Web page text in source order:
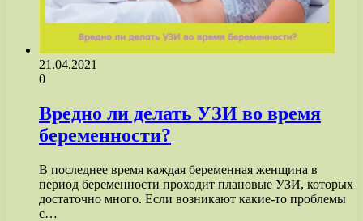
21.04.2021
0
Вредно ли делать УЗИ во время
беременности?
В последнее время каждая беременная женщина в
период беременности проходит плановые УЗИ, которых
достаточно много. Если возникают какие-то проблемы
с…